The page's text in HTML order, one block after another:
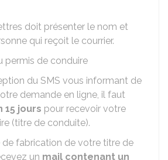
doit présenter le nom et
qui reçoit le courrier.
permis de conduire
du SMS vous informant de
demande en ligne, il faut
15 jours pour recevoir votre
(titre de conduite).
de fabrication de votre titre de
un mail contenant un